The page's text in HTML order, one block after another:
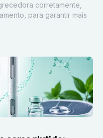
corretamente,
para garantir mais